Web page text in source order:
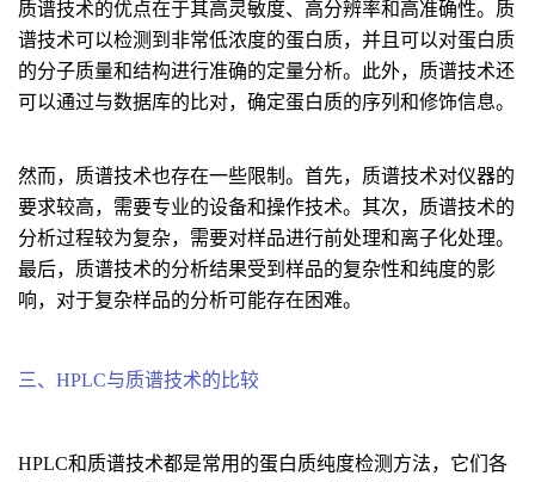
质谱技术的优点在于其高灵敏度、高分辨率和高准确性。质
谱技术可以检测到非常低浓度的蛋白质，并且可以对蛋白质
的分子质量和结构进行准确的定量分析。此外，质谱技术还
可以通过与数据库的比对，确定蛋白质的序列和修饰信息。
然而，质谱技术也存在一些限制。首先，质谱技术对仪器的
要求较高，需要专业的设备和操作技术。其次，质谱技术的
分析过程较为复杂，需要对样品进行前处理和离子化处理。
最后，质谱技术的分析结果受到样品的复杂性和纯度的影
响，对于复杂样品的分析可能存在困难。
三、HPLC与质谱技术的比较
HPLC和质谱技术都是常用的蛋白质纯度检测方法，它们各